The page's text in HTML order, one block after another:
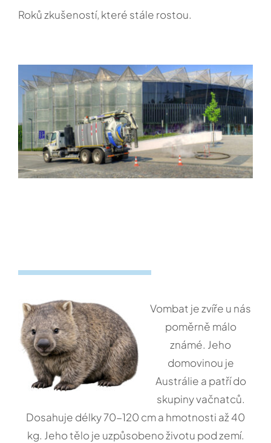
Roků zkušeností, které stále rostou.
Vombat je zvíře u nás
poměrně málo
známé. Jeho
domovinou je
Austrálie a patří do
skupiny vačnatců.
Dosahuje délky 70-120 cm a hmotnosti až 40
kg. Jeho tělo je uzpůsobeno životu pod zemí.